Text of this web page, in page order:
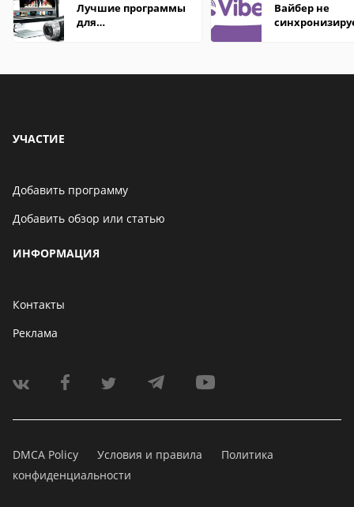
Лучшие программы
для
Вайбер не
УЧАСТИЕ
Добавить программу
Добавить обзор или статью
ИНФОРМАЦИЯ
Контакты
Реклама
DMCA Policy Условия и правила
Политика
конфиденциальности